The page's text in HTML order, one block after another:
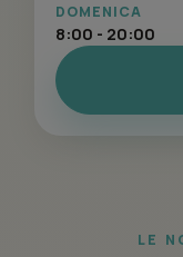
DOMENICA
8:00 - 20:00
LE